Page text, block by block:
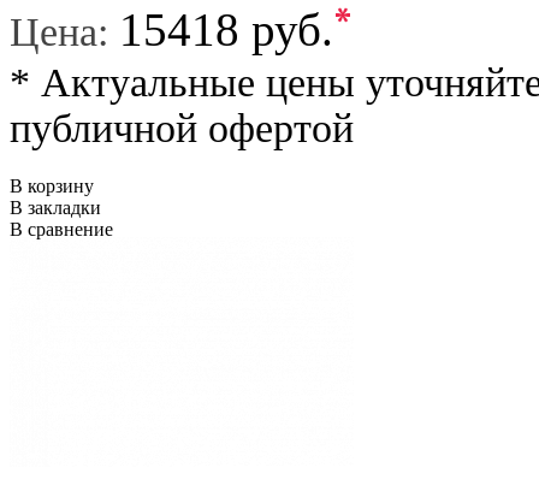
Цена: 15418 руб.*
* Актуальные цены
публичной офертой
В корзину
В закладки
В сравнение